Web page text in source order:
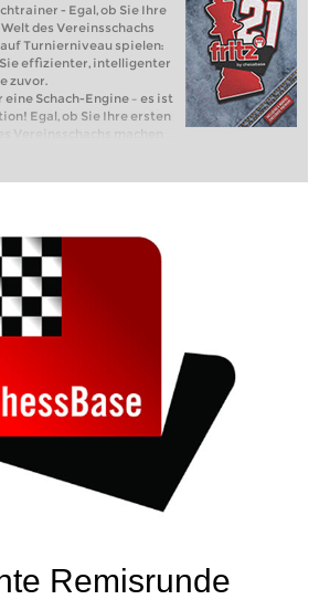
- Egal, ob Sie Ihre
des Vereinsschachs
Turnierniveau spielen:
effizienter, intelligenter
zuvor.
eine Schach-Engine – es ist
Egal, ob Sie Ihre ersten
Vereinsschachs machen
spielen: Mit
intelligenter und
Remisrunde